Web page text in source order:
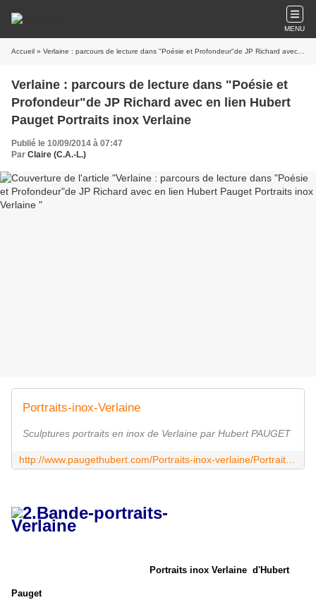
MENU
Accueil » Verlaine : parcours de lecture dans "Poésie et Profondeur"de JP Richard avec en lien Hubert Pauget Portraits inox Verlaine
Verlaine : parcours de lecture dans "Poésie et
Profondeur"de JP Richard avec en lien Hubert
Pauget Portraits inox Verlaine
Publié le 10/09/2014 à 07:47
Par Claire (C.A.-L.)
Portraits-inox-Verlaine
Sculptures portraits en inox de Verlaine par Hubert PAUGET
Portraits inox Verlaine d'Hubert
Pauget